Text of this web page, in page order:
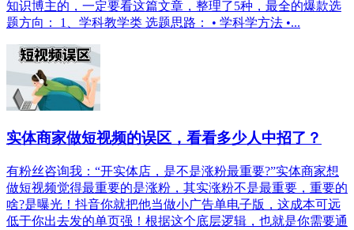
知识博主的，一定要看这篇文章，整理了5种，最全的爆款选
题方向： 1、学科教学类 选题思路： • 学科学方法 •...
实体商家做短视频的误区，看看多少人中招了？
有粉丝咨询我：“开实体店，是不是涨粉最重要?”实体商家想
做短视频觉得最重要的是涨粉，其实涨粉不是最重要，重要的
啥?是曝光！抖音你就把他当做小广告单电子版，这成本可远
低于你出去发的单页强！根据这个底层逻辑，也就是你需要通